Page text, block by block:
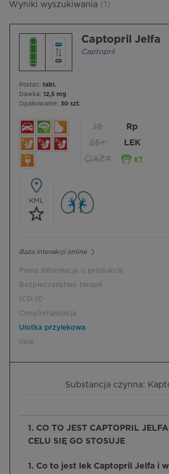
Wyniki wyszukiwania (1)
Captopril Jelfa
Captopril
Postać: tabl.
Dawka: 12,5 mg
Opakowanie: 30 szt.
18
65+
CIĄŻA
Rp
LEK
KML
Baza interakcji online
Pełna informacja o produkcie
Bezpieczeństwo terapii
ICD-10
Ceny/refundacja
Ulotka przylekowa
Inne
Substancja czynna:
1. CO TO JEST CAPTOPRIL
CELU SIĘ GO STOSUJE
1. Co to jest lek Captopril Jelfa i